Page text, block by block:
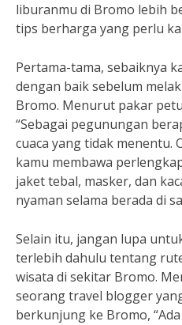
liburanmu di Bromo lebih
tips berharga yang perlu
Pertama-tama, sebaiknya
dengan baik sebelum
Bromo. Menurut pakar
“Sebagai pegunungan
cuaca yang tidak menentu.
kamu membawa
jaket tebal, masker, dan
nyaman selama berada di
Selain itu, jangan lupa
terlebih dahulu tentang
wisata di sekitar Bromo.
seorang travel blogger
berkunjung ke Bromo,